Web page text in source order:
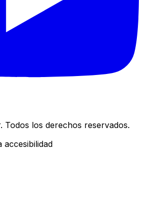
Todos los derechos reservados.
accesibilidad